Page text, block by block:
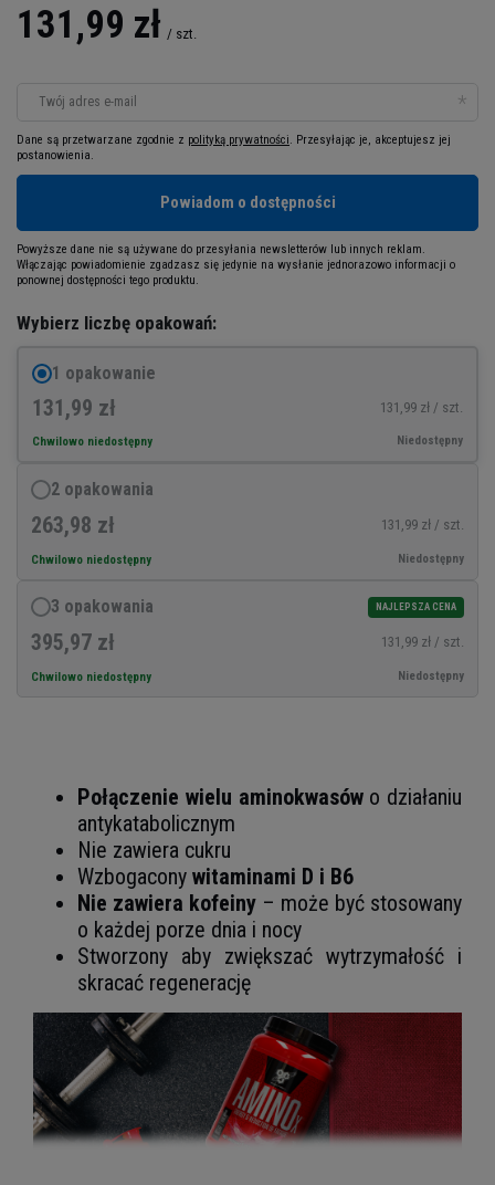
131,99 zł / szt.
Twój adres e-mail
Dane są przetwarzane zgodnie z polityką prywatności. Przesyłając je, akceptujesz jej
postanowienia.
Powiadom o dostępności
Powyższe dane nie są używane do przesyłania newsletterów lub innych reklam.
Włączając powiadomienie zgadzasz się jedynie na wysłanie jednorazowo informacji o
ponownej dostępności tego produktu.
Wybierz liczbę opakowań:
1 opakowanie
131,99 zł 131,99 zł / szt.
Chwilowo niedostępny Niedostępny
2 opakowania
263,98 zł 131,99 zł / szt.
Chwilowo niedostępny Niedostępny
NAJLEPSZA CENA
3 opakowania
395,97 zł 131,99 zł / szt.
Chwilowo niedostępny Niedostępny
Połączenie wielu aminokwasówo działaniu
antykatabolicznym
Nie zawiera cukru
Wzbogacony witaminami D i B6
Nie zawiera kofeiny – może być stosowany
o każdej porze dnia i nocy
Stworzony aby zwiększać wytrzymałość i
skracać regenerację